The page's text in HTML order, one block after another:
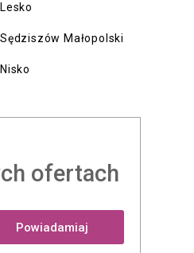
Lesko
Sędziszów Małopolski
Nisko
ofertach
Powiadamiaj